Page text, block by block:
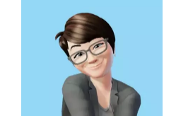
Remembering
deceased“